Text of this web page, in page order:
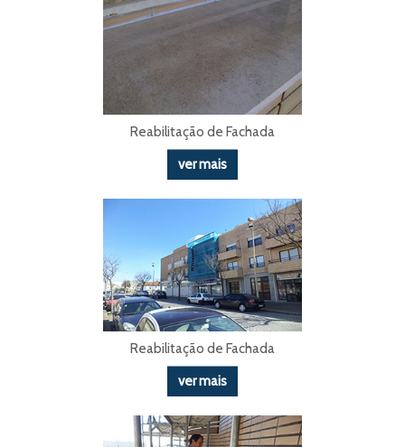
Reabilitação de Fachada
ver mais
Reabilitação de Fachada
ver mais